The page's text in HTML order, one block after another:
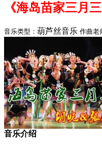
《海岛苗家三月
音乐类型： 葫芦丝音乐 作曲老
音乐介绍